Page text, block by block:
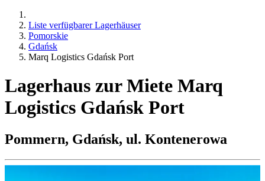
Liste verfügbarer Lagerhäuser
Pomorskie
Gdańsk
Marq Logistics Gdańsk Port
Lagerhaus zur Miete Marq
Logistics Gdańsk Port
Pommern, Gdańsk, ul. Kontenerowa